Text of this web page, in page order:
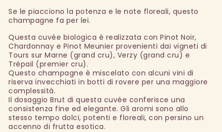
Se le piacciono la potenza e le note floreali, questo
champagne fa per lei.
Questa cuvée biologica è realizzata con Pinot Noir,
Chardonnay e Pinot Meunier provenienti dai vigneti di
Tours sur Marne (grand cru), Verzy (grand cru) e
Trépail (premier cru).
Questo champagne è miscelato con alcuni vini di
riserva invecchiati in botti di rovere per una maggiore
complessità.
Il dosaggio Brut di questa cuvée conferisce una
consistenza fine ed elegante. Gli aromi sono allo
stesso tempo dolci, potenti e floreali, con persino un
accenno di frutta esotica.